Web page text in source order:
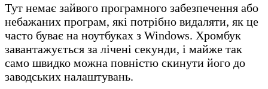
Тут немає зайвого програмного забезпечення або
небажаних програм, які потрібно видаляти, як це
часто буває на ноутбуках з Windows. Хромбук
завантажується за лічені секунди, і майже так
само швидко можна повністю скинути його до
заводських налаштувань.